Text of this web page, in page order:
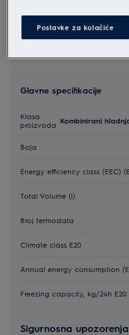
pročitajte cijeli korisnički
Glavne specifikacije
Klasa
proizvoda Kombinirani
Boja
Energy efficiency class (EEC)
Total Volume (l)
Broj termostata
Climate class E20
Annual energy consumption
Freezing capacity, kg/24h E20
Sigurnosna upozorenja
Postavke za kolačiće